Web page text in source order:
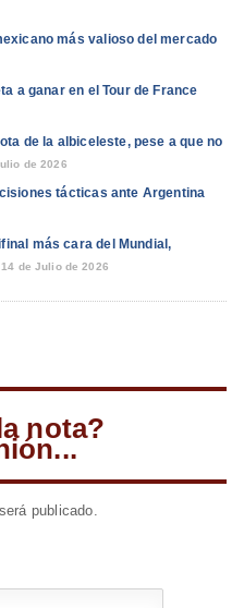
más valioso del mercado
a ganar en el Tour de France
de la albiceleste, pese a que no
de 2026
tácticas ante Argentina
más cara del Mundial,
14 de Julio de 2026
nota?
publicado.